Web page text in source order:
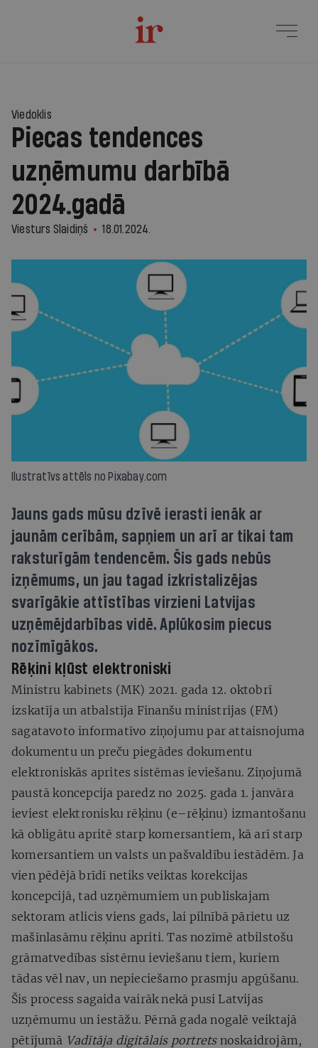
Viedoklis
Piecas tendences
uzņēmumu darbībā
2024.gadā
Viesturs Slaidiņš 18.01.2024.
Ilustratīvs attēls no Pixabay.com
Jauns gads mūsu dzīvē ierasti ienāk ar
jaunām cerībām, sapņiem un arī ar tikai tam
raksturīgām tendencēm. Šis gads nebūs
izņēmums, un jau tagad izkristalizējas
svarīgākie attīstības virzieni Latvijas
uzņēmējdarbības vidē. Aplūkosim piecus
nozīmīgākos.
Rēķini kļūst elektroniski
Ministru kabinets (MK) 2021. gada 12. oktobrī
izskatīja un atbalstīja Finanšu ministrijas (FM)
sagatavoto informatīvo ziņojumu par attaisnojuma
dokumentu un preču piegādes dokumentu
elektroniskās aprites sistēmas ieviešanu. Ziņojumā
paustā koncepcija paredz no 2025. gada 1. janvāra
ieviest elektronisku rēķinu (e–rēķinu) izmantošanu
kā obligātu apritē starp komersantiem, kā arī starp
komersantiem un valsts un pašvaldību iestādēm. Ja
vien pēdējā brīdī netiks veiktas korekcijas
koncepcijā, tad uzņēmumiem un publiskajam
sektoram atlicis viens gads, lai pilnībā pārietu uz
mašīnlasāmu rēķinu apriti. Tas nozīmē atbilstošu
grāmatvedības sistēmu ieviešanu tiem, kuriem
tādas vēl nav, un nepieciešamo prasmju apgūšanu.
Šis process sagaida vairāk nekā pusi Latvijas
uzņēmumu un iestāžu. Pērnā gada nogalē veiktajā
pētījumā Vadītāja digitālais portretsnoskaidrojām,